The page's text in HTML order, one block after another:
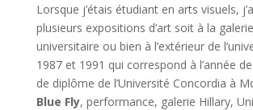
Lorsque j’étais étudiant en arts visuels,
plusieurs expositions d’art soit à la
universitaire ou bien à l’extérieur de
1987 et 1991 qui correspond à l’année
de diplôme de l’Université Concordia à
Blue Fly, performance, galerie Hillary,